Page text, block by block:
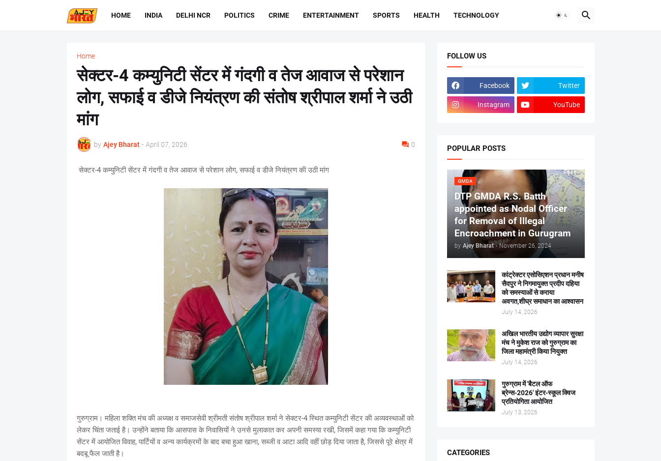
HOME INDIA DELHI NCR POLITICS CRIME ENTERTAINMENT SPORTS HEALTH TECHNOLOGY
Home
सेक्टर-4 कम्युनिटी सेंटर में गंदगी व तेज आवाज से परेशान
लोग, सफाई व डीजे नियंत्रण की संतोष श्रीपाल शर्मा ने उठी
मांग
by Ajey Bharat - April 07, 2026 0
सेक्टर-4 कम्युनिटी सेंटर में गंदगी व तेज आवाज से परेशान लोग, सफाई व डीजे नियंत्रण की उठी मांग
गुरुग्राम। महिला शक्ति मंच की अध्यक्ष व समाजसेवी श्रीमती संतोष श्रीपाल शर्मा ने सेक्टर-4 स्थित कम्युनिटी सेंटर की अव्यवस्थाओं को
लेकर चिंता जताई है। उन्होंने बताया कि आसपास के निवासियों ने उनसे मुलाकात कर अपनी समस्या रखी, जिसमें कहा गया कि कम्युनिटी
सेंटर में आयोजित विवाह, पार्टियों व अन्य कार्यक्रमों के बाद बचा हुआ खाना, सब्जी व आटा आदि वहीं छोड़ दिया जाता है, जिससे पूरे क्षेत्र में
बदबू फैल जाती है।
FOLLOW US
Facebook Twitter
Instagram YouTube
POPULAR POSTS
GMDA
DTP GMDA R.S. Batth
appointed as Nodal Officer
for Removal of Illegal
Encroachment in Gurugram
by Ajey Bharat - November 26, 2024
कांट्रेक्टर एसोसिएशन प्रधान मनीष
सैदपुर ने निगमायुक्त प्रदीप दहिया
को समस्याओं से कराया
अवगत,शीघ्र समाधान का आश्वासन
July 14, 2026
अखिल भारतीय उद्योग व्यापार सुरक्षा
मंच ने मुकेश राज को गुरुग्राम का
जिला महामंत्री किया नियुक्त
July 14, 2026
गुरुग्राम में 'बैटल ऑफ
ब्रेन्स-2026' इंटर-स्कूल क्विज
प्रतियोगिता आयोजित
July 13, 2026
CATEGORIES